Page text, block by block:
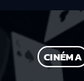
CINÉMA